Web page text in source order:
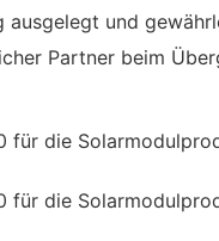
und
Partner beim